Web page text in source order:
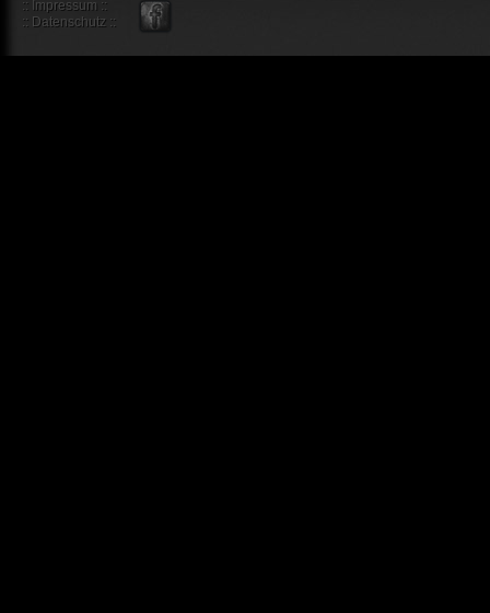
:: Impressum ::
:: Datenschutz ::